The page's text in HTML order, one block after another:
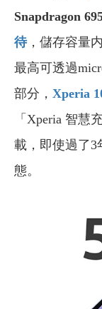
Snapdragon
待，儲存容量
最高可透過
部分， Xperia
「Xperia 智慧
載，即使過了3
態。